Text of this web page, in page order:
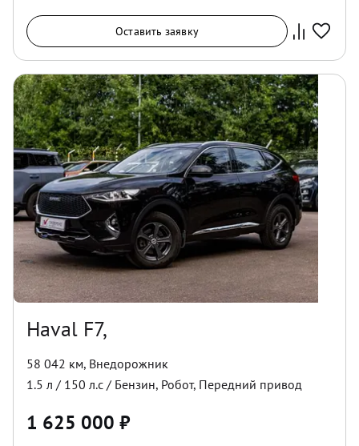
Оставить заявку
Haval F7,
58 042 км, Внедорожник
1.5 л / 150 л.с / Бензин, Робот, Передний привод
1 625 000 ₽